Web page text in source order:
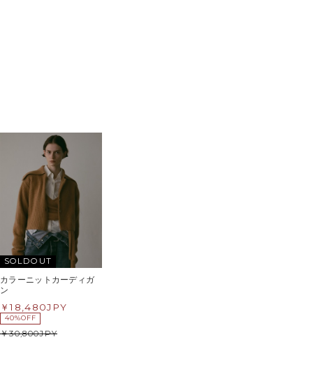
SOLDOUT
カラーニットカーディガ
ン
18,480JPY
40%OFF
30,800JPY